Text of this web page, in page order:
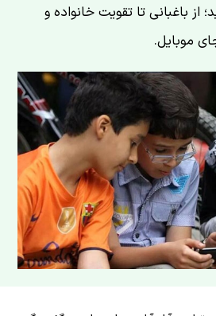
از باغبانی تا تقویت خانواده و
موبایل.